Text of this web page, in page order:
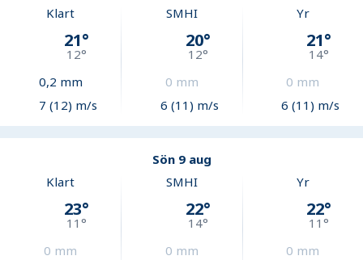
Klart
21°
12°
0,2 mm
7 (12) m/s
SMHI
20°
12°
0 mm
6 (11) m/s
Yr
21°
14°
0 mm
6 (11) m/s
Sön 9 aug
Klart
23°
11°
0 mm
SMHI
22°
14°
0 mm
Yr
22°
11°
0 mm